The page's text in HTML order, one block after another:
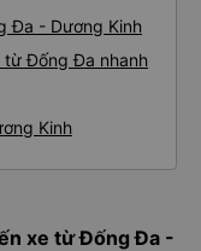
Đa - Dương Kinh
từ Đống Đa nhanh
Kinh
xe từ Đống Đa -